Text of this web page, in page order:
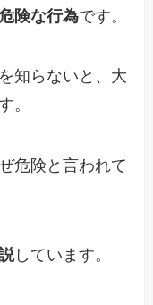
険な行為です。
知らないと、大
。
危険と言われて
しています。